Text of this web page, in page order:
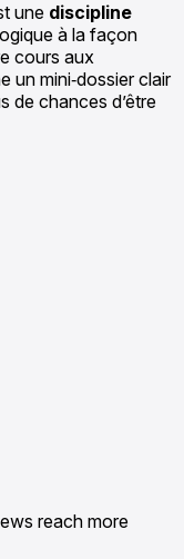
une discipline
à la façon
cours aux
un mini‑dossier clair
de chances d’être
reach more